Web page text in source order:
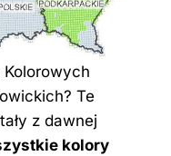
Kolorowych
Te
z dawnej
kolory